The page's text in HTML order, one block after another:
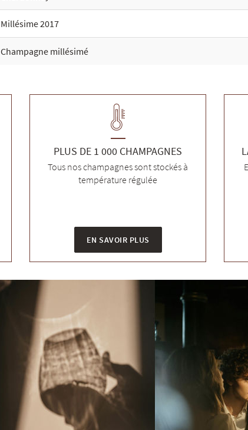
Millésime 2017
Champagne millésimé
PLUS DE 1 000 CHAMPAGNES
Tous nos champagnes sont stockés à
température régulée
EN SAVOIR PLUS